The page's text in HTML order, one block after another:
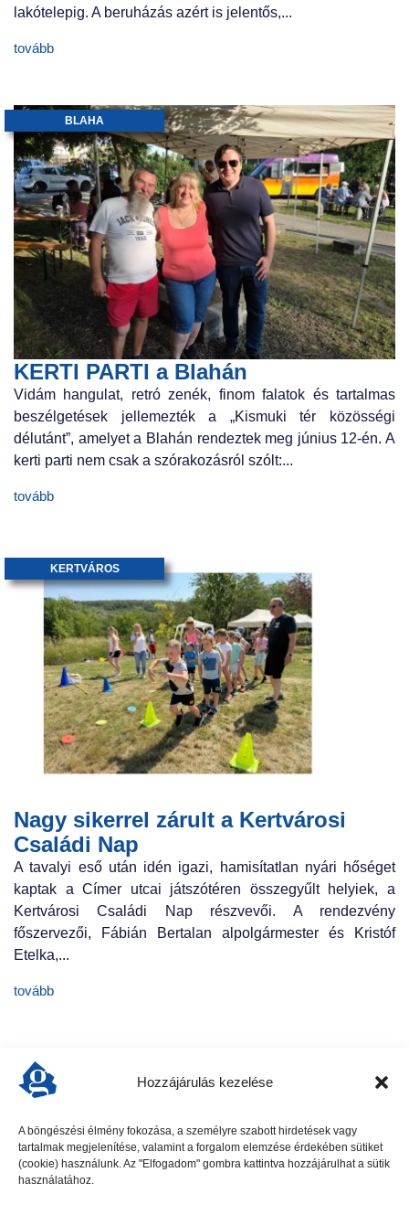
Hozzájárulás kezelése
A böngészési élmény fokozása, a személyre szabott hirdetések vagy
tartalmak megjelenítése, valamint a forgalom elemzése érdekében sütiket
(cookie) használunk. Az "Elfogadom" gombra kattintva hozzájárulhat a sütik
használatához.
lakótelepig. A beruházás azért is jelentős,...
tovább
KERTI PARTI a Blahán
BLAHA
Vidám hangulat, retró zenék, finom falatok és tartalmas
beszélgetések jellemezték a „Kismuki tér közösségi
délutánt”, amelyet a Blahán rendeztek meg június 12-én. A
kerti parti nem csak a szórakozásról szólt:...
tovább
Nagy sikerrel zárult a Kertvárosi
Családi Nap
KERTVÁROS
A tavalyi eső után idén igazi, hamisítatlan nyári hőséget
kaptak a Címer utcai játszótéren összegyűlt helyiek, a
Kertvárosi Családi Nap részvevői. A rendezvény
főszervezői, Fábián Bertalan alpolgármester és Kristóf
Etelka,...
tovább
előző cikk következő cikk